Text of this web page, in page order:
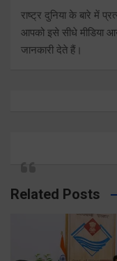
राष्ट्र दुनिया के बारे में
आपको इसे सीधे मीडिया
जानकारी देते हैं।
Related Posts